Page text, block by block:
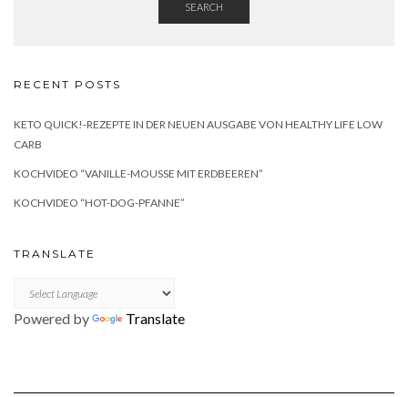
SEARCH
RECENT POSTS
KETO QUICK!-REZEPTE IN DER NEUEN AUSGABE VON HEALTHY LIFE LOW
CARB
KOCHVIDEO “VANILLE-MOUSSE MIT ERDBEEREN”
KOCHVIDEO “HOT-DOG-PFANNE”
TRANSLATE
Powered by Translate